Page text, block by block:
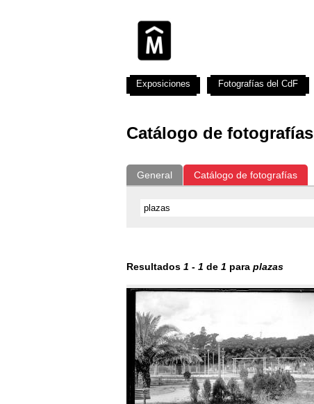
Catálogo de fotografías
General Catálogo de fotografías
Resultados 1 - 1 de 1 para plazas
Exposiciones Fotografías del CdF